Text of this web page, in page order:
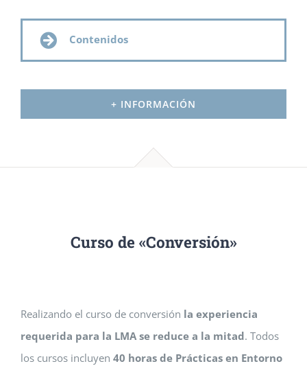
Contenidos
+ INFORMACIÓN
Curso de «Conversión»
Realizando el curso de conversión la experiencia
requerida para la LMA se reduce a la mitad. Todos
los cursos incluyen 40 horas de Prácticas en Entorno